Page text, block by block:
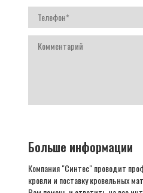
Больше информации
Компания "Синтес" проводит
кровли и поставку кровельных